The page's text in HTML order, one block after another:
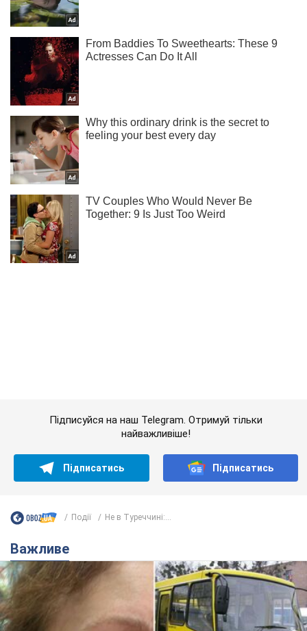
Важливе
У Львові жінка спровокувала конфлікт,
розмовляючи російською мовою у маршрутці:
поліція склала адмінпротокол. Відео